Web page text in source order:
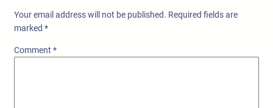
Your email address will not be published. Required fields are
marked *
Comment *